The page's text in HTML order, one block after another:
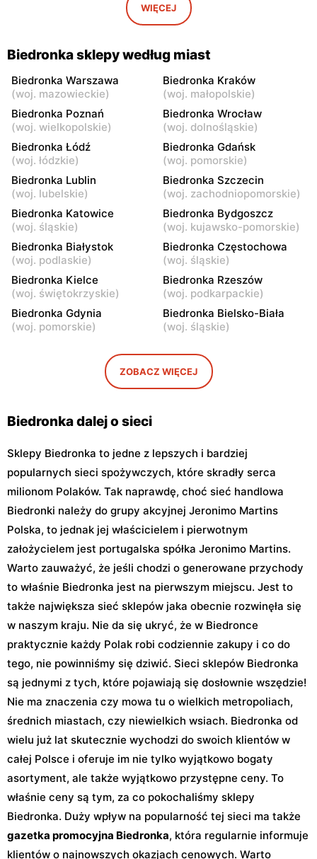
Warszawa, ul. Ogrodowa 58
Warszawa al. Solidarności
86 88
Biedronka
Warszawa, ul. Dobra 42
Biedronka
Warszawa, ul. Juliana
Ursyna Niemcewicza 8
Biedronka
Warszawa, ul. Solec 24
Biedronka
Warszawa, ul. Juliana
Ursyna Niemcewicza 26
Biedronka
Warszawa, ul.
Bonifraterska 6
Biedronka
Warszawa, ul. Górnośląska
6
Biedronka
Warszawa, ul. Leszno 15
Biedronka
Warszawa, ul. Stanisława
Dubois 5A
Biedronka
Warszawa, ul. Puławska
111b
Biedronka
Warszawa, ul. Dzika 4
Warszawa, ul. Obozowa 16 Warszawa, ul. Targowa 24
11
Biedronka
WIĘCEJ
Biedronka sklepy według miast
Biedronka Warszawa
(woj. mazowieckie)
Biedronka Kraków
(woj. małopolskie)
Biedronka Poznań
(woj. wielkopolskie)
Biedronka Wrocław
(woj. dolnośląskie)
Biedronka Łódź
(woj. łódzkie)
Biedronka Gdańsk
(woj. pomorskie)
Biedronka Lublin
(woj. lubelskie)
Biedronka Szczecin
(woj. zachodniopomorskie)
Biedronka Katowice
(woj. śląskie)
Biedronka Bydgoszcz
(woj. kujawsko-pomorskie)
Biedronka Białystok
(woj. podlaskie)
Biedronka Częstochowa
(woj. śląskie)
Biedronka Kielce
(woj. świętokrzyskie)
Biedronka Rzeszów
(woj. podkarpackie)
Biedronka Gdynia
(woj. pomorskie)
Biedronka Bielsko-Biała
(woj. śląskie)
ZOBACZ WIĘCEJ
Biedronka dalej o sieci
Sklepy Biedronka to jedne z lepszych i bardziej
popularnych sieci spożywczych, które skradły serca
milionom Polaków. Tak naprawdę, choć sieć handlowa
Biedronki należy do grupy akcyjnej Jeronimo Martins
Polska, to jednak jej właścicielem i pierwotnym
założycielem jest portugalska spółka Jeronimo Martins.
Warto zauważyć, że jeśli chodzi o generowane przychody
to właśnie Biedronka jest na pierwszym miejscu. Jest to
także największa sieć sklepów jaka obecnie rozwinęła się
w naszym kraju. Nie da się ukryć, że w Biedronce
praktycznie każdy Polak robi codziennie zakupy i co do
tego, nie powinniśmy się dziwić. Sieci sklepów Biedronka
są jednymi z tych, które pojawiają się dosłownie wszędzie!
Nie ma znaczenia czy mowa tu o wielkich metropoliach,
średnich miastach, czy niewielkich wsiach. Biedronka od
wielu już lat skutecznie wychodzi do swoich klientów w
całej Polsce i oferuje im nie tylko wyjątkowo bogaty
asortyment, ale także wyjątkowo przystępne ceny. To
właśnie ceny są tym, za co pokochaliśmy sklepy
Biedronka. Duży wpływ na popularność tej sieci ma także
gazetka promocyjna Biedronka, która regularnie informuje
klientów o najnowszych okazjach cenowych. Warto